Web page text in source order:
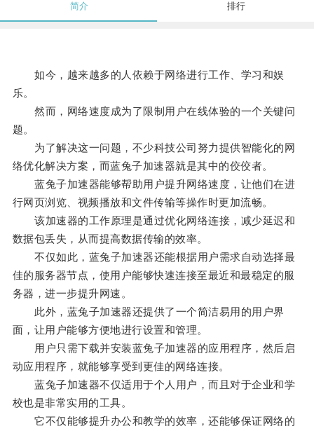
简介 排行
如今，越来越多的人依赖于网络进行工作、学习和娱
乐。
然而，网络速度成为了限制用户在线体验的一个关键问
题。
为了解决这一问题，不少科技公司努力提供智能化的网
络优化解决方案，而蓝兔子加速器就是其中的佼佼者。
蓝兔子加速器能够帮助用户提升网络速度，让他们在进
行网页浏览、视频播放和文件传输等操作时更加流畅。
该加速器的工作原理是通过优化网络连接，减少延迟和
数据包丢失，从而提高数据传输的效率。
不仅如此，蓝兔子加速器还能根据用户需求自动选择最
佳的服务器节点，使用户能够快速连接至最近和最稳定的服
务器，进一步提升网速。
此外，蓝兔子加速器还提供了一个简洁易用的用户界
面，让用户能够方便地进行设置和管理。
用户只需下载并安装蓝兔子加速器的应用程序，然后启
动应用程序，就能够享受到更佳的网络连接。
蓝兔子加速器不仅适用于个人用户，而且对于企业和学
校也是非常实用的工具。
它不仅能够提升办公和教学的效率，还能够保证网络的